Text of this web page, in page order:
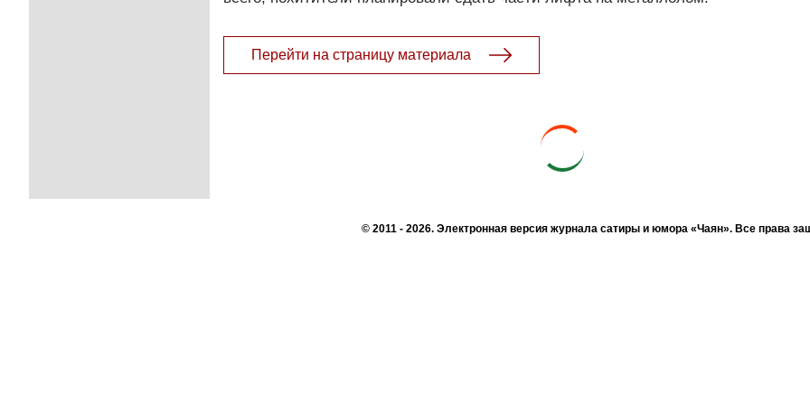
Перейти на страницу материала
© 2011 - 2026. Электронная версия журнала сатиры и юмора «Чаян». Все права